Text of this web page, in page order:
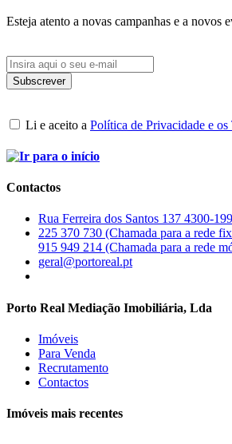
Esteja atento a novas campanhas e a novos
Li e aceito a Política de Privacidade e os
Contactos
Rua Ferreira dos Santos 137 4300-
225 370 730 (Chamada para a rede
915 949 214 (Chamada para a rede
geral@portoreal.pt
Porto Real Mediação Imobiliária, Lda
Imóveis
Para Venda
Recrutamento
Contactos
Imóveis mais recentes